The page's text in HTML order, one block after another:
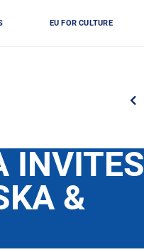
EU FOR CULTURE
INVITES
&